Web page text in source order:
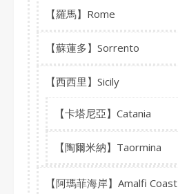
【羅馬】Rome
【蘇蓮多】Sorrento
【西西里】Sicily
【卡塔尼亞】Catania
【陶爾米納】Taormina
【阿瑪菲海岸】Amalfi Coast